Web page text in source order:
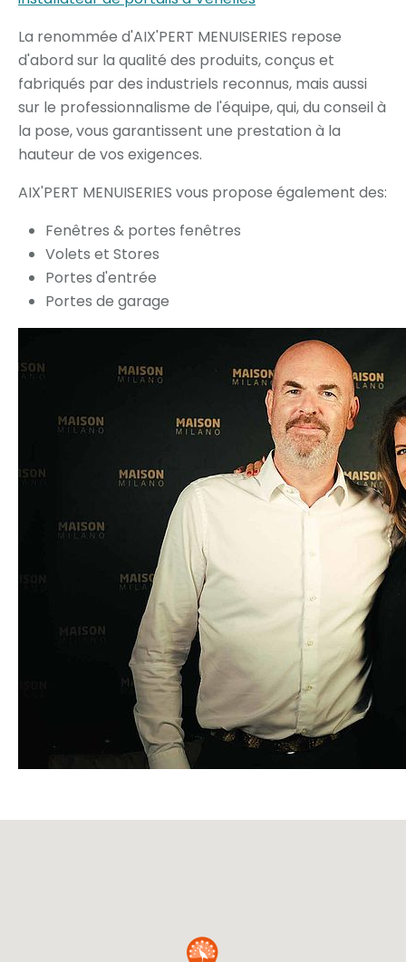
La renommée d'AIX'PERT MENUISERIES repose
d'abord sur la qualité des produits, conçus et
fabriqués par des industriels reconnus, mais aussi
sur le professionnalisme de l'équipe, qui, du conseil à
la pose, vous garantissent une prestation à la
hauteur de vos exigences.
AIX'PERT MENUISERIES vous propose également des:
Fenêtres & portes fenêtres
Volets et Stores
Portes d'entrée
Portes de garage